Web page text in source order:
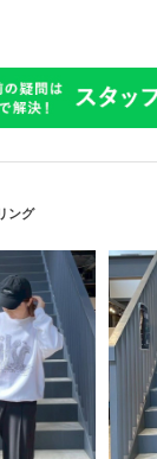
ング